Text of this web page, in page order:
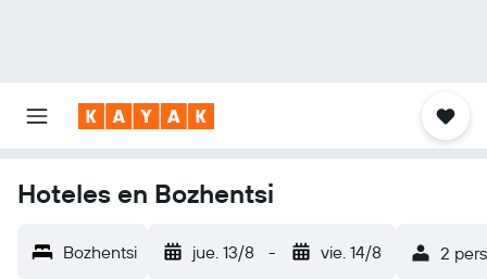
Hoteles en Bozhentsi
Bozhentsi jue. 13/8 - vie. 14/8 2